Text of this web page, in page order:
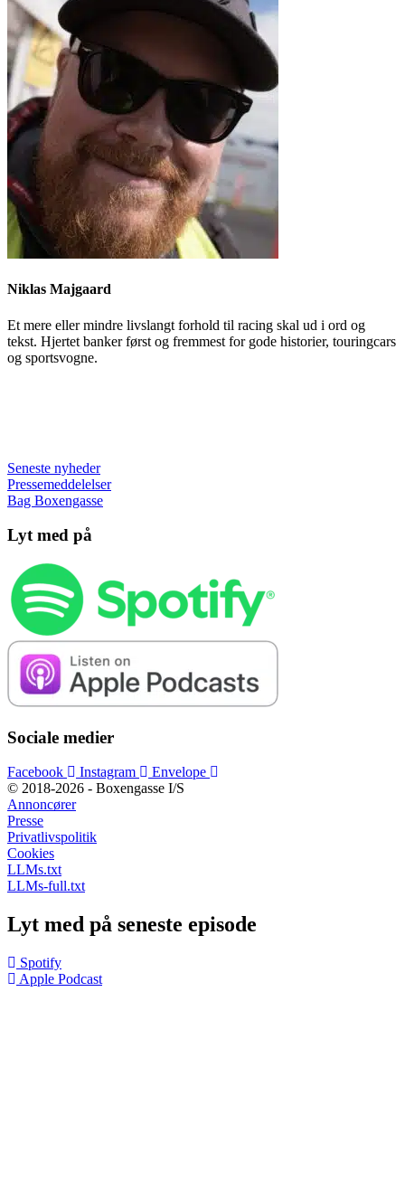
Niklas Majgaard
Et mere eller mindre livslangt forhold til racing skal ud i ord og
tekst. Hjertet banker først og fremmest for gode historier, touringcars
og sportsvogne.
Seneste nyheder
Pressemeddelelser
Bag Boxengasse
Lyt med på
Sociale medier
Facebook Instagram
Envelope
© 2018-2026 - Boxengasse I/S
Annoncører
Presse
Privatlivspolitik
Cookies
LLMs.txt
LLMs-full.txt
Lyt med på seneste episode
Spotify
Apple Podcast